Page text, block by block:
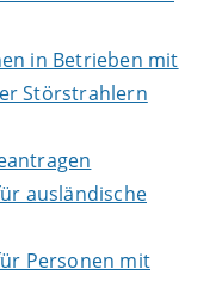
in Betrieben mit
Störstrahlern
ausländische
Personen mit